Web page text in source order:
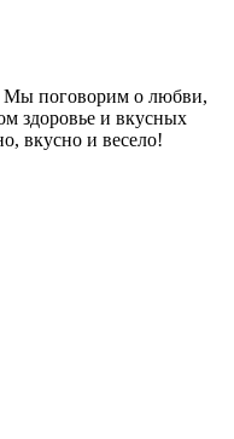
Мы поговорим о любви,
здоровье и вкусных
вкусно и весело!